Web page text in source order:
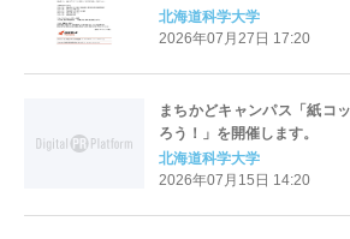
北海道科学大学
2026年07月27日 17:20
まちかどキャンパス「紙コ
ろう！」を開催します。
北海道科学大学
2026年07月15日 14:20